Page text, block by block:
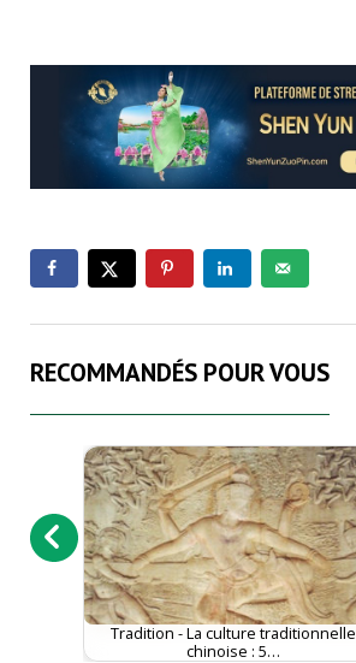
RECOMMANDÉS POUR VOUS
Tradition - La culture traditionnelle
chinoise : 5…